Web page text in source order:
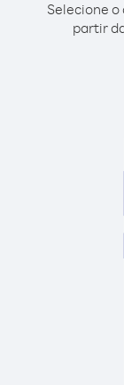
Selecione
partir